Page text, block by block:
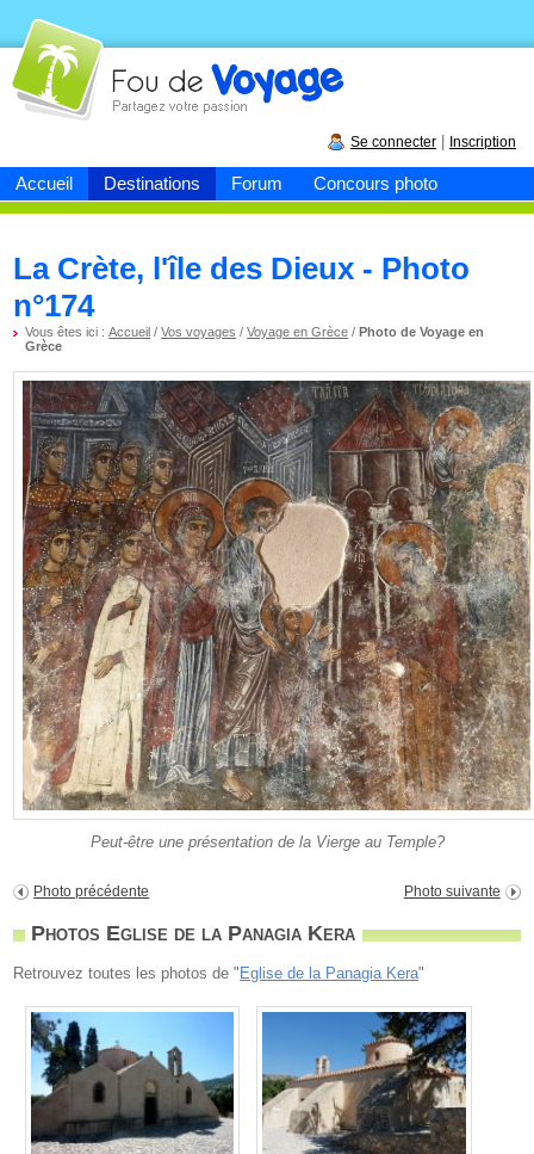
Accueil Destinations Forum Concours photo
Fou devoyage
Se connecter Inscription
La Crète, l'île des Dieux - Photo
n°174
Vous êtes ici :Accueil /Vos voyages /Voyage en Grèce /Photo de Voyage en
Grèce
Peut-être une présentation de la Vierge au Temple?
Photo précédente Photo suivante
Photos Eglise de la Panagia Kera
Retrouvez toutes les photos de " Eglise de la Panagia Kera"